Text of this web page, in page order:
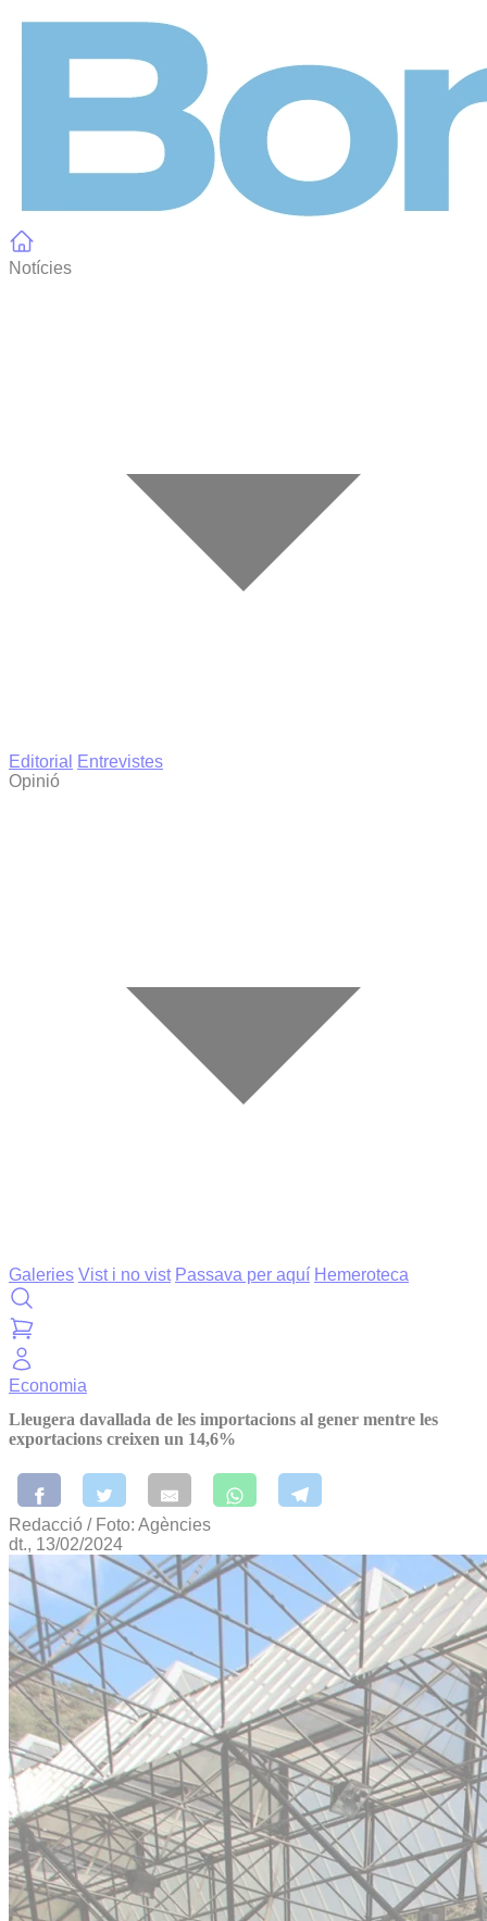
Notícies
Editorial
Entrevistes
Opinió
Galeries Vist i no vist Passava per aquí Hemeroteca
Economia
Lleugera davallada de les importacions al gener mentre les
exportacions creixen un 14,6%
Redacció / Foto: Agències
dt., 13/02/2024